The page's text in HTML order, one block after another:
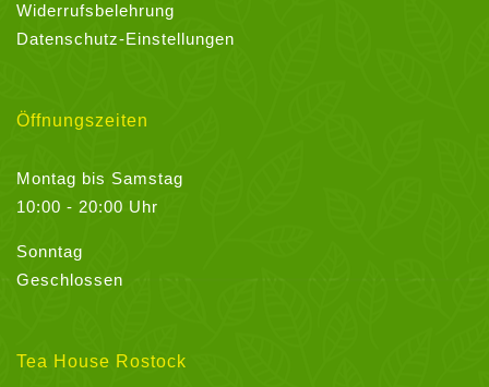
Widerrufsbelehrung
Datenschutz-Einstellungen
Öffnungszeiten
Montag bis Samstag
10:00 - 20:00 Uhr
Sonntag
Geschlossen
Tea House Rostock